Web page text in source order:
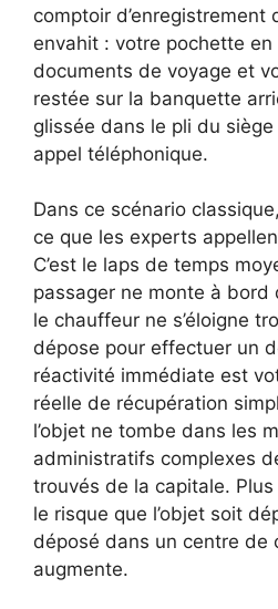
comptoir d’enregistrement
envahit : votre pochette
documents de voyage et
restée sur la banquette
glissée dans le pli du
appel téléphonique.
Dans ce scénario
ce que les experts
C’est le laps de temps
passager ne monte à bord
le chauffeur ne s’éloigne
dépose pour effectuer un
réactivité immédiate est
réelle de récupération
l’objet ne tombe dans les
administratifs complexes
trouvés de la capitale.
le risque que l’objet soit
déposé dans un centre de
augmente.